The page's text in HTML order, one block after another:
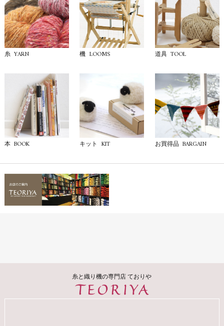
糸 YARN 機 LOOMS 道具 TOOL
本 BOOK キット KIT お買得品 BARGAIN
糸と織り機の専門店 ておりや